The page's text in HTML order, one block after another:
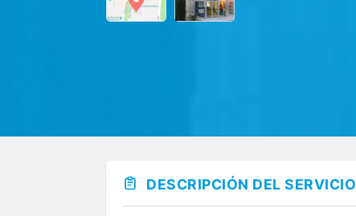
DESCRIPCIÓN DEL SERVICIO